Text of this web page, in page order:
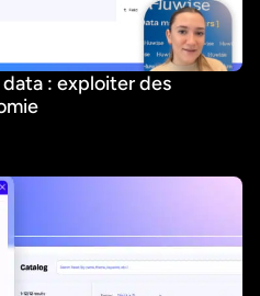
: exploiter des